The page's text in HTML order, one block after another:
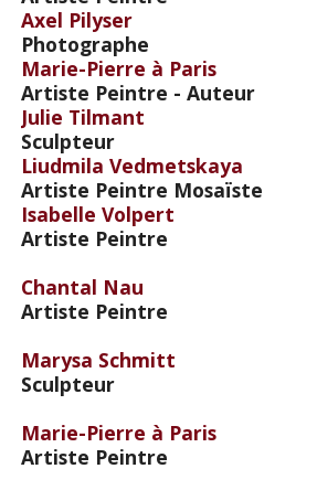
Axel Pilyser
Photographe
Marie-Pierre à Paris
Artiste Peintre - Auteur
Julie Tilmant
Sculpteur
Liudmila Vedmetskaya
Artiste Peintre Mosaïste
Isabelle Volpert
Artiste Peintre
Chantal Nau
Artiste Peintre
Marysa Schmitt
Sculpteur
Marie-Pierre à Paris
Artiste Peintre